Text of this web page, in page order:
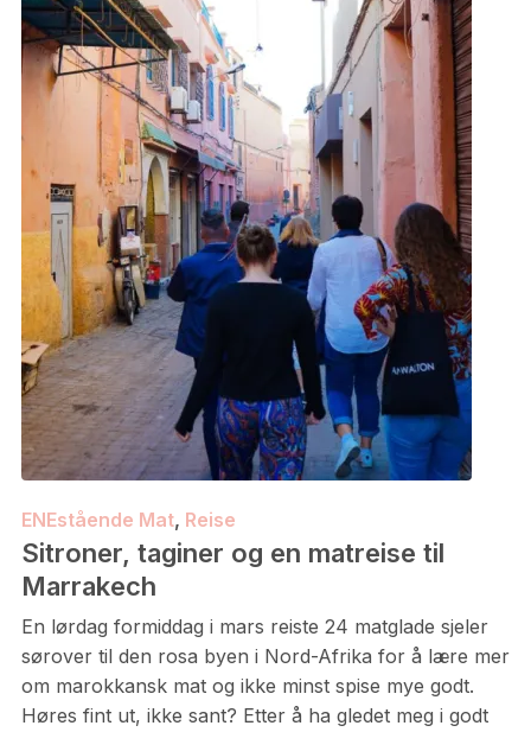
ENEstående Mat, Reise
Sitroner, taginer og en matreise til
Marrakech
En lørdag formiddag i mars reiste 24 matglade sjeler
sørover til den rosa byen i Nord-Afrika for å lære mer
om marokkansk mat og ikke minst spise mye godt.
Høres fint ut, ikke sant? Etter å ha gledet meg i godt